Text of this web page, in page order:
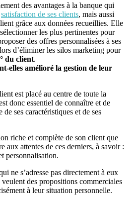
des avantages à la banque qui
satisfaction de ses clients, mais aussi
grâce aux données recueillies. Elle
les plus pertinentes pour
des offres personnalisées à ses
d’éliminer les silos marketing pour
du client.
elles amélioré la gestion de leur
est placé au centre de toute la
donc essentiel de connaître et de
de ses caractéristiques et de ses
riche et complète de son client que
aux attentes de ces derniers, à savoir :
personnalisation.
ne s’adresse pas directement à eux
veulent des propositions commerciales
à leur situation personnelle.